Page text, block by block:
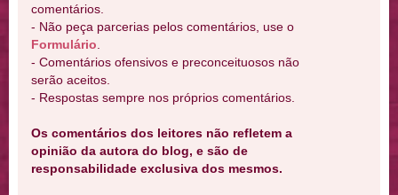
comentários.
- Não peça parcerias pelos comentários, use o
Formulário.
- Comentários ofensivos e preconceituosos não
serão aceitos.
- Respostas sempre nos próprios comentários.
Os comentários dos leitores não refletem a
opinião da autora do blog, e são de
responsabilidade exclusiva dos mesmos.